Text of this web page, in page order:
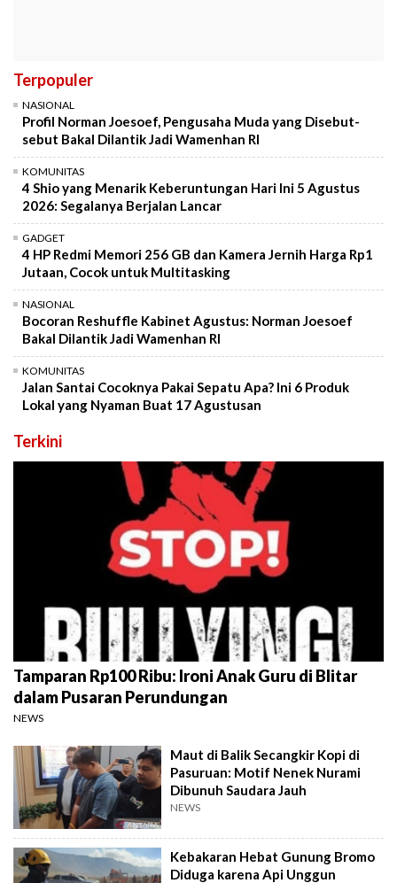
Terpopuler
NASIONAL
Profil Norman Joesoef, Pengusaha Muda yang Disebut-
sebut Bakal Dilantik Jadi Wamenhan RI
KOMUNITAS
4 Shio yang Menarik Keberuntungan Hari Ini 5 Agustus
2026: Segalanya Berjalan Lancar
GADGET
4 HP Redmi Memori 256 GB dan Kamera Jernih Harga Rp1
Jutaan, Cocok untuk Multitasking
NASIONAL
Bocoran Reshuffle Kabinet Agustus: Norman Joesoef
Bakal Dilantik Jadi Wamenhan RI
KOMUNITAS
Jalan Santai Cocoknya Pakai Sepatu Apa? Ini 6 Produk
Lokal yang Nyaman Buat 17 Agustusan
Terkini
Tamparan Rp100 Ribu: Ironi Anak Guru di Blitar
dalam Pusaran Perundungan
NEWS
Maut di Balik Secangkir Kopi di
Pasuruan: Motif Nenek Nurami
Dibunuh Saudara Jauh
NEWS
Kebakaran Hebat Gunung Bromo
Diduga karena Api Unggun